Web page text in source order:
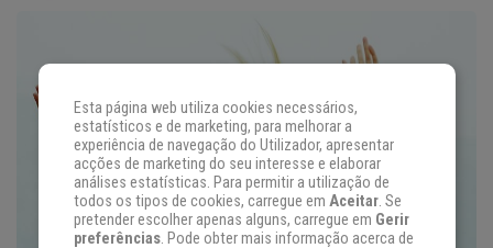
Esta página web utiliza cookies necessários,
estatísticos e de marketing, para melhorar a
experiência de navegação do Utilizador, apresentar
acções de marketing do seu interesse e elaborar
análises estatísticas. Para permitir a utilização de
todos os tipos de cookies, carregue em Aceitar. Se
pretender escolher apenas alguns, carregue em Gerir
preferências. Pode obter mais informação acerca de